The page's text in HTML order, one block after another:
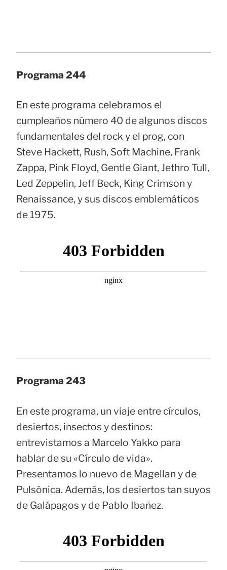
Programa 244
En este programa celebramos el
cumpleaños número 40 de algunos discos
fundamentales del rock y el prog, con
Steve Hackett, Rush, Soft Machine, Frank
Zappa, Pink Floyd, Gentle Giant, Jethro Tull,
Led Zeppelin, Jeff Beck, King Crimson y
Renaissance, y sus discos emblemáticos
de 1975.
Programa 243
En este programa, un viaje entre círculos,
desiertos, insectos y destinos:
entrevistamos a Marcelo Yakko para
hablar de su «Círculo de vida».
Presentamos lo nuevo de Magellan y de
Pulsónica. Además, los desiertos tan suyos
de Galápagos y de Pablo Ibañez.